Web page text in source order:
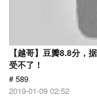
【越哥】豆瓣8.8分，
受不了！
# 589
2019-01-09 02:52